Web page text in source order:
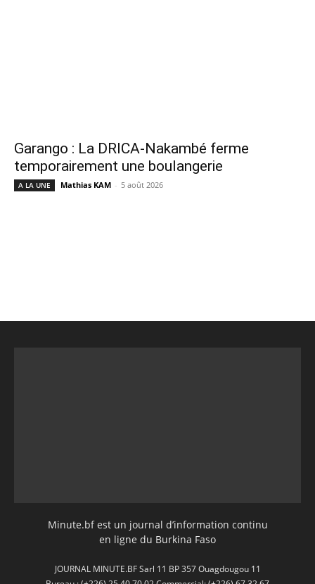
Garango : La DRICA-Nakambé ferme
temporairement une boulangerie
A LA UNE Mathias KAM - 5 août 2026
Minute.bf est un journal d’information continu
en ligne du Burkina Faso
JOURNAL MINUTE.BF Sarl 11 BP 357 Ouagdougou 11